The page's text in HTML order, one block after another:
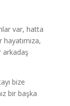
var, hatta
hayatımıza,
arkadaş
bize
bir başka